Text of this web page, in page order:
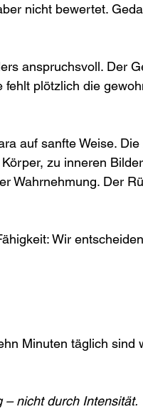
nicht bewertet.
anspruchsvoll. Der
plötzlich die
auf sanfte Weise.
zu inneren
Wahrnehmung. Der
Wir
Minuten täglich sind
nicht durch Intensität.